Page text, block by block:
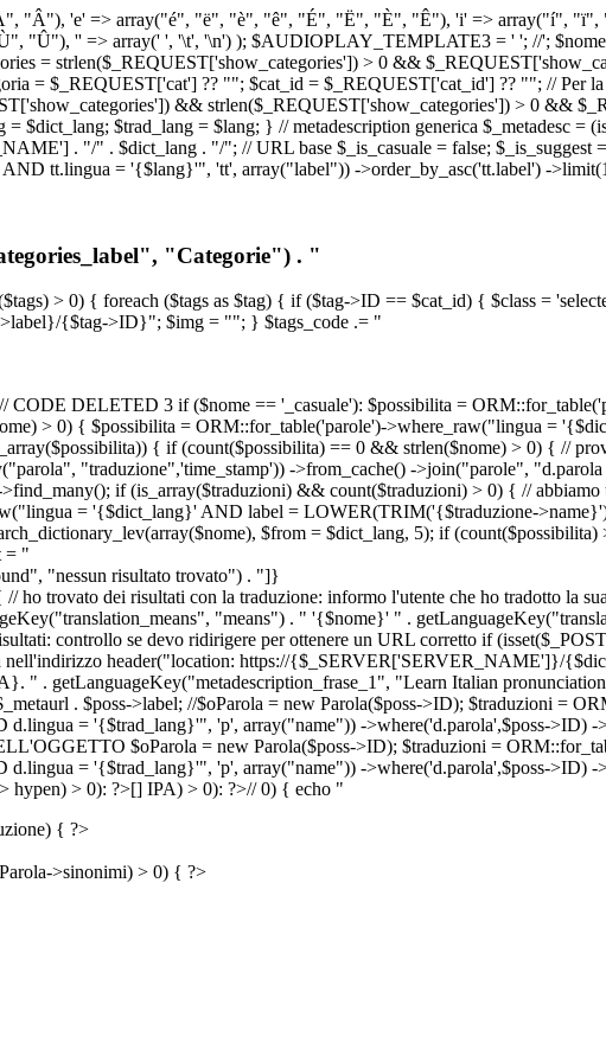
"Â"), 'e' => array("é", "ë", "è", "ê", "É", "Ë", "È", "Ê"), 'i' => array("í",
"Û"), '' => array(' ', '\t', '\n') ); $AUDIOPLAY_TEMPLATE3 = ' '; //';
= strlen($_REQUEST['show_categories']) > 0 &&
= $_REQUEST['cat'] ?? ""; $cat_id = $_REQUEST['cat_id'] ?? ""; // Per
&& strlen($_REQUEST['show_categories']) > 0 &&
$dict_lang; $trad_lang = $lang; } // metadescription generica $_metadesc
. "/" . $dict_lang . "/"; // URL base $_is_casuale = false;
tt.lingua = '{$lang}'", 'tt', array("label")) ->order_by_asc('tt.label') -
"Categorie") . "
> 0) { foreach ($tags as $tag) { if ($tag->ID == $cat_id) { $class =
{$tag->ID}"; $img = ""; } $tags_code .= "
CODE DELETED 3 if ($nome == '_casuale'): $possibilita =
> 0) { $possibilita = ORM::for_table('parole')->where_raw("lingua =
{ if (count($possibilita) == 0 && strlen($nome) > 0) { //
"traduzione",'time_stamp')) ->from_cache() ->join("parole",
if (is_array($traduzioni) && count($traduzioni) > 0) { //
= '{$dict_lang}' AND label = LOWER(TRIM('{$traduzione-
$from = $dict_lang, 5); if
= "
"nessun risultato trovato") . "]}
ho trovato dei risultati con la traduzione: informo l'utente che ho tradotto la
"means") . " '{$nome}' " .
controllo se devo ridirigere per ottenere un URL corretto if
nell'indirizzo header("location: https://{$_SERVER['SERVER_NAME']}/
" . getLanguageKey("metadescription_frase_1", "Learn Italian
. $poss->label; //$oParola = new Parola($poss->ID); $traduzioni =
= '{$trad_lang}'", 'p', array("name")) ->where('d.parola',$poss->ID)
$oParola = new Parola($poss->ID); $traduzioni =
= '{$trad_lang}'", 'p', array("name")) ->where('d.parola',$poss->ID) -
hypen) > 0): ?>[] IPA) > 0): ?>// 0) { echo "
{ ?>
>sinonimi) > 0) { ?>